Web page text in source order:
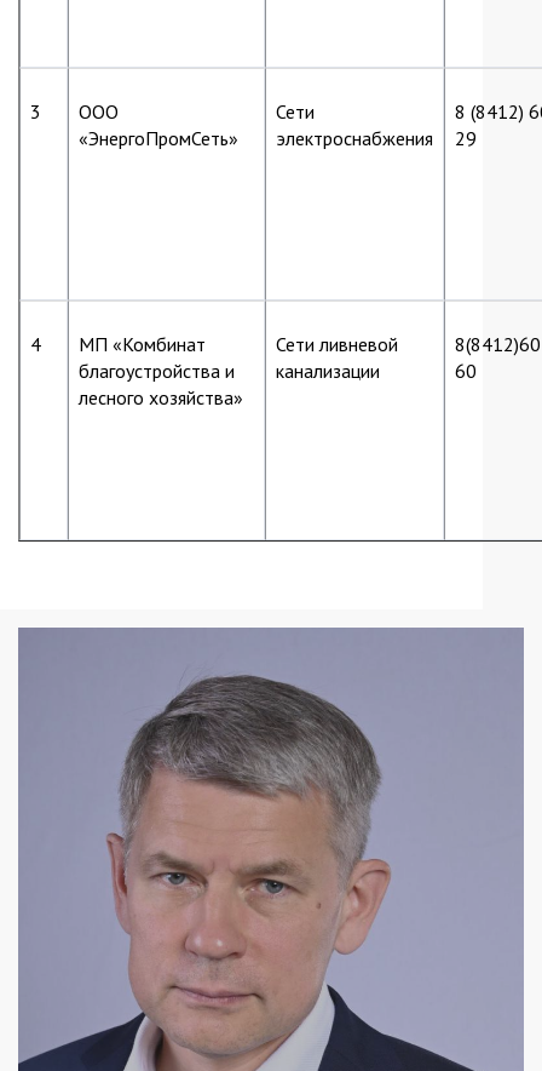
3
ООО
«ЭнергоПромСеть»
Сети
электроснабжения
8 (8412)
29
4
МП «Комбинат
благоустройства и
лесного хозяйства»
Сети ливневой
канализации
60